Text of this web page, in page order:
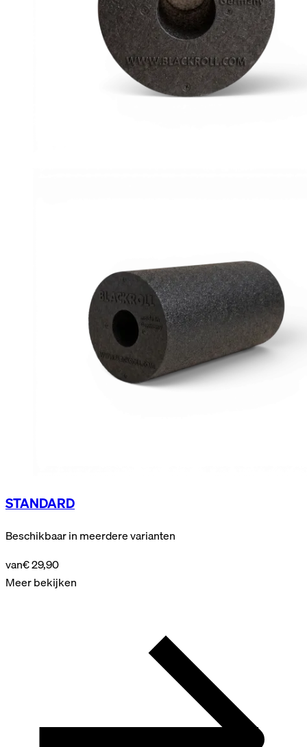
STANDARD
Beschikbaar in meerdere varianten
van€ 29,90
Meer bekijken